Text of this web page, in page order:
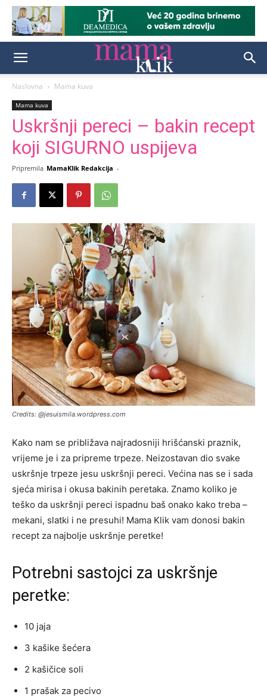
Naslovna Mama kuva
Mama kuva
Uskršnji pereci – bakin recept
koji SIGURNO uspijeva
Pripremila MamaKlik Redakcija -
Credits: @jesuismila.wordpress.com
Kako nam se približava najradosniji hrišćanski praznik,
vrijeme je i za pripreme trpeze. Neizostavan dio svake
uskršnje trpeze jesu uskršnji pereci. Većina nas se i sada
sjeća mirisa i okusa bakinih peretaka. Znamo koliko je
teško da uskršnji pereci ispadnu baš onako kako treba –
mekani, slatki i ne presuhi! Mama Klik vam donosi bakin
recept za najbolje uskršnje peretke!
Potrebni sastojci za uskršnje
peretke:
10 jaja
3 kašike šećera
2 kašičice soli
1 prašak za pecivo